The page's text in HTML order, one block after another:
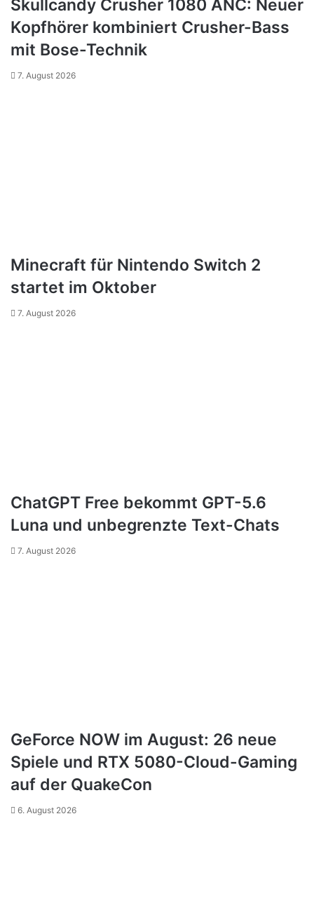
Skullcandy Crusher 1080 ANC: Neuer
Kopfhörer kombiniert Crusher-Bass
mit Bose-Technik
7. August 2026
Minecraft für Nintendo Switch 2
startet im Oktober
7. August 2026
ChatGPT Free bekommt GPT-5.6
Luna und unbegrenzte Text-Chats
7. August 2026
GeForce NOW im August: 26 neue
Spiele und RTX 5080-Cloud-Gaming
auf der QuakeCon
6. August 2026